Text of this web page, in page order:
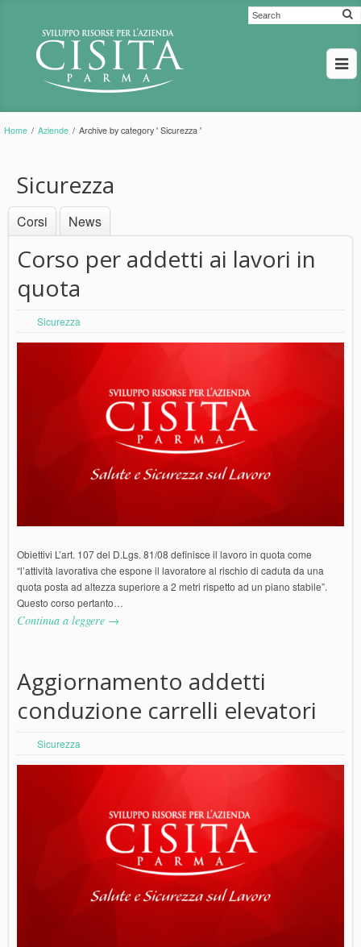
Home / Aziende / Archive by category ' Sicurezza '
Sicurezza
Corsi News
Corso per addetti ai lavori in
quota
Sicurezza
Obiettivi L’art. 107 del D.Lgs. 81/08 definisce il lavoro in quota come
“l’attività lavorativa che espone il lavoratore al rischio di caduta da una
quota posta ad altezza superiore a 2 metri rispetto ad un piano stabile”.
Questo corso pertanto…
Continua a leggere →
Aggiornamento addetti
conduzione carrelli elevatori
Sicurezza